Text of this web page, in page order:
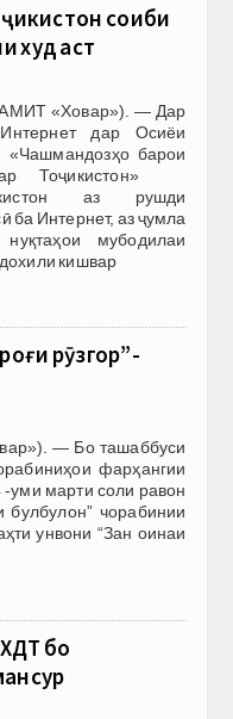
соҳиби
худ аст
«Ховар»). — Дар
дар Осиёи
«Чашмандозҳо барои
Тоҷикистон»
аз рушди
ба Интернет, аз ҷумла
мубодилаи
кишвар
рӯзгор”-
— Бо ташаббуси
фарҳангии
уми марти соли равон
чорабинии
унвони “Зан оинаи
бо